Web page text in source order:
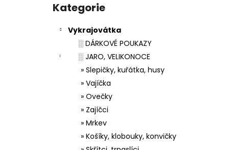
Přeskočit
kategorie
Kategorie
Vykrajovátka
░ DÁRKOVÉ POUKAZY
░ JARO, VELIKONOCE
» Slepičky, kuřátka, husy
» Vajíčka
» Ovečky
» Zajíčci
» Mrkev
» Košíky, klobouky, konvičky